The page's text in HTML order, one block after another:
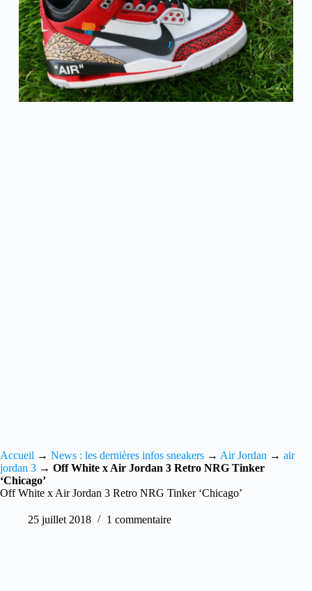
Accueil → News : les dernières infos sneakers → Air Jordan → air
jordan 3 → Off White x Air Jordan 3 Retro NRG Tinker
‘Chicago’
Off White x Air Jordan 3 Retro NRG Tinker ‘Chicago’
25 juillet 2018 1 commentaire